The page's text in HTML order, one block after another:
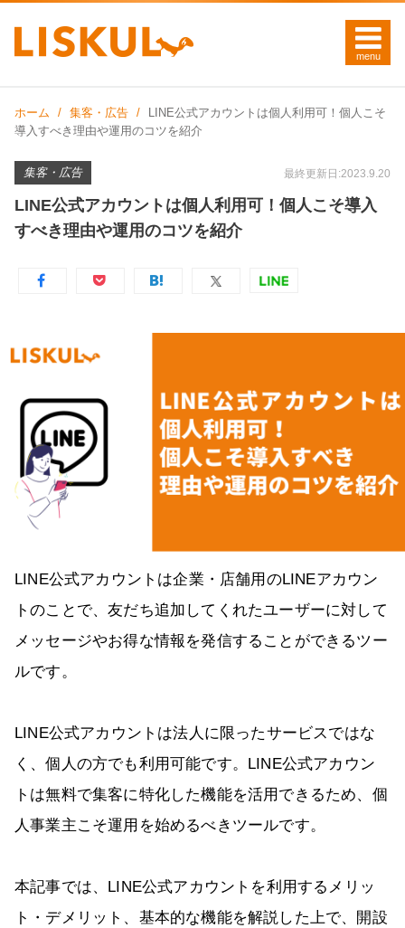
ホーム 集客・広告
LINE公式アカウントは個人利用可！個人こそ
導入すべき理由や運用のコツを紹介
集客・広告 最終更新日:2023.9.20
LINE公式アカウントは個人利用可！個人こそ導入
すべき理由や運用のコツを紹介
LINE公式アカウントは企業・店舗用のLINEアカウン
トのことで、友だち追加してくれたユーザーに対して
メッセージやお得な情報を発信することができるツー
ルです。
LINE公式アカウントは法人に限ったサービスではな
く、個人の方でも利用可能です。LINE公式アカウン
トは無料で集客に特化した機能を活用できるため、個
人事業主こそ運用を始めるべきツールです。
本記事では、LINE公式アカウントを利用するメリッ
ト・デメリット、基本的な機能を解説した上で、開設